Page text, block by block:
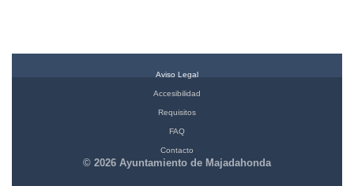
Aviso Legal
Accesibilidad
Requisitos
FAQ
Contacto
© 2026 Ayuntamiento de Majadahonda